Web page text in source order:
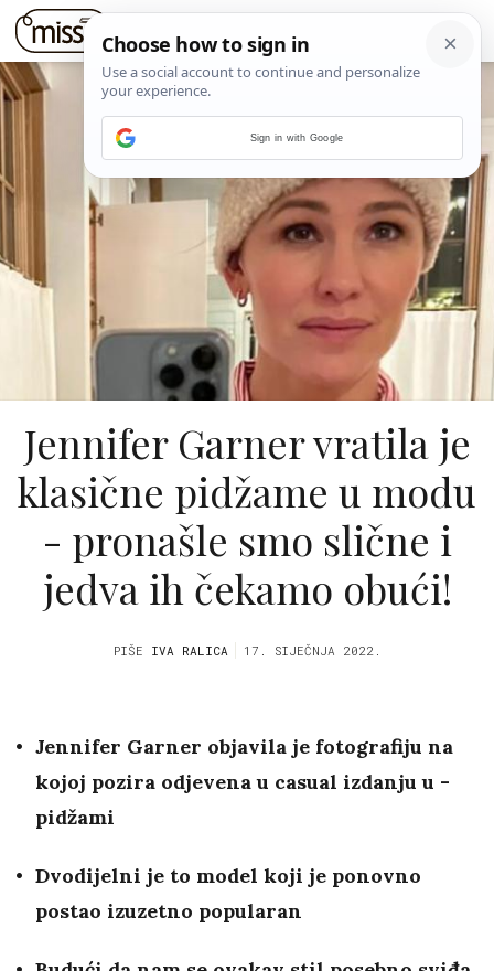
Jennifer Garner vratila je
klasične pidžame u modu
- pronašle smo slične i
jedva ih čekamo obući!
PIŠE IVA RALICA 17. SIJEČNJA 2022.
Jennifer Garner objavila je fotografiju na
kojoj pozira odjevena u casual izdanju u -
pidžami
Dvodijelni je to model koji je ponovno
postao izuzetno popularan
Sign in with Google